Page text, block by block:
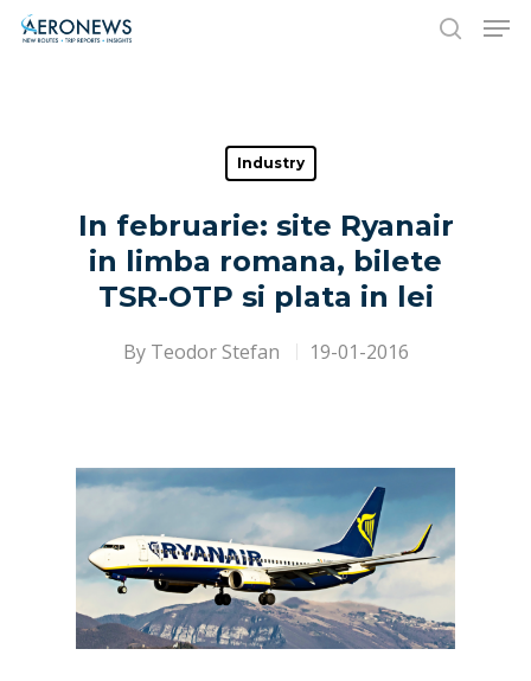
Hit enter to search or ESC to close
Industry
In februarie: site Ryanair
in limba romana, bilete
TSR-OTP si plata in lei
By Teodor Stefan 19-01-2016